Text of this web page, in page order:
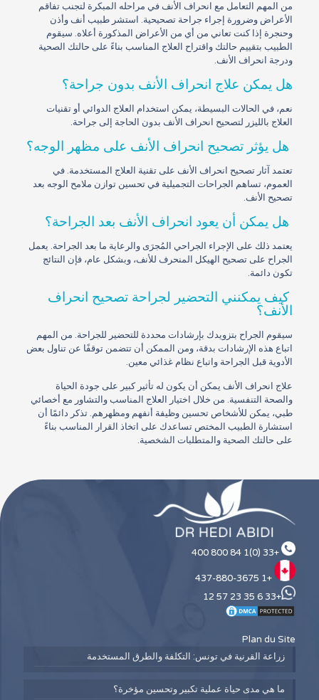
من المهم التعامل مع انحراف الأنف في مراحله المبكرة لتجنب تفاقم
الأعراض وضرورة إجراء جراحة تصحيحية. استشر طبيب أنف وأذن
وحنجرة إذا كنت تعاني من أي من الأعراض المذكورة أعلاه. سيقوم
الطبيب بتقييم حالتك واقتراح العلاج المناسب بناءً على حالتك الصحية
ودرجة انحراف الأنف.
هل يمكن علاج انحراف الأنف بدون جراحة؟
نعم، في الحالات البسيطة، يمكن استخدام العلاج الدوائي أو تقنيات
العلاج بالليزر لتصحيح انحراف الأنف بدون الحاجة إلى جراحة.
هل يؤثر تصحيح انحراف الأنف على مظهر الوجه؟
تعتمد آثار تصحيح انحراف الأنف على تقنية العلاج المستخدمة. في
العموم، تساهم الجراحات التجميلية في تحسين توازن ملامح الوجه بعد
تصحيح الأنف.
هل يمكن أن يعود انحراف الأنف بعد الجراحة؟
يعتمد ذلك على الإجراء الجراحي المُجرَى والرعاية ما بعد الجراحة. يعمل
الجراح على تصحيح الهيكل المنحرف للأنف، وبشكل عام، فإن النتائج
تكون دائمة.
كيف يمكنني التحضير لجراحة تصحيح انحراف
الأنف؟
سيقوم الجراح بتزويدك بإرشادات محددة للتحضير للجراحة. من المهم
اتباع هذه الإرشادات بدقة، ومن الممكن أن تتضمن توقفًا عن تناول بعض
الأدوية قبل الجراحة واتباع نظام غذائي معين.
علاج انحراف الأنف يمكن أن يكون له تأثير كبير على جودة الحياة
والصحة التنفسية. من خلال اختيار العلاج المناسب والتشاور مع أخصائي
طبي، يمكن للأشخاص تحسين وظيفة أنفهم ومظهرهم. تذكر دائمًا أن
استشارة الطبيب المختص تساعدك على اتخاذ القرار المناسب بناءً
على حالتك الصحية والمتطلبات الشخصية.
+33 (0)1 84 800 400
+1 437-880-3675
+33 6 35 23 57 12
Plan du Site
زراعة القرنية في تونس: التكلفة والطرق المستخدمة
ما هي مدى حياة عملية تكبير وتحسين مؤخرة؟